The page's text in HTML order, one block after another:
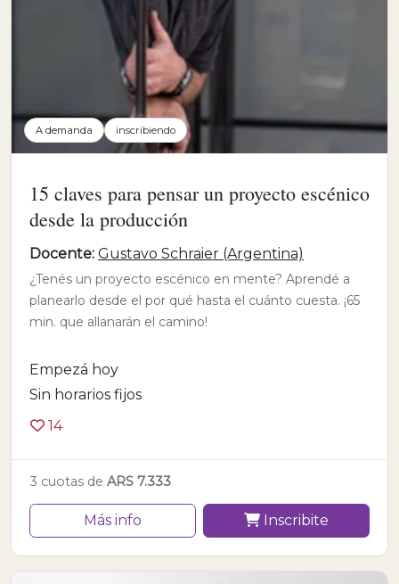
A demanda inscribiendo
15 claves para pensar un proyecto escénico
desde la producción
Docente: Gustavo Schraier (Argentina)
¿Tenés un proyecto escénico en mente? Aprendé a
planearlo desde el por qué hasta el cuánto cuesta. ¡65
min. que allanarán el camino!
Empezá hoy
Sin horarios fijos
14
3 cuotas de ARS 7.333
Más info Inscribite